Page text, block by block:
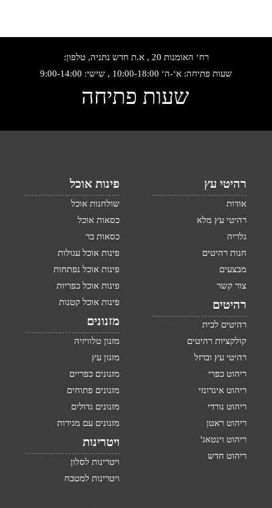
רח‘ האומנות 20 , א.ת חדש נתניה, טלפון:
שעות פתיחה: א‘-ה‘ 10:00-18:00 , שישי: 9:00-14:00
שעות פתיחה
רהיטי עץ
אודות
רהיטי עץ מלא
גלריה
חנות רהיטים
מבצעים
צור קשר
רהיטים
רהיטים לבית
קולקציות רהיטים
רהיטי עץ וברזל
ריהוט כפרי
ריהוט אינדונזי
ריהוט נורדי
ריהוט ראטן
ריהוט וינטאג'
ריהוט חדש
פינות אוכל
שולחנות אוכל
כסאות אוכל
כסאות בר
פינות אוכל עגולות
פינות אוכל נפתחות
פינות אוכל כפריות
פינות אוכל קטנות
מזנונים
מזנון טלוויזיה
מזנון עץ
מזנונים כפריים
מזנונים פתוחים
מזנונים גדולים
מזנונים עם מגירות
ויטרינות
ויטרינות לסלון
ויטרינות למטבח